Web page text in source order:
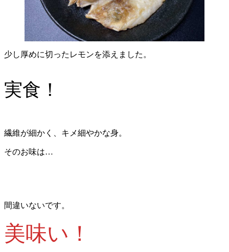
少し厚めに切ったレモンを添えました。
実食！
繊維が細かく、キメ細やかな身。
そのお味は…
間違いないです。
美味い！